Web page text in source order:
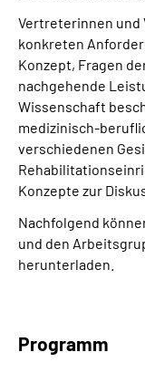
Vertreterinnen und
konkreten
Konzept, Fragen
nachgehende
Wissenschaft
medizinisch-
verschiedenen
Konzepte zur
Nachfolgend
und den
herunterladen.
Programm